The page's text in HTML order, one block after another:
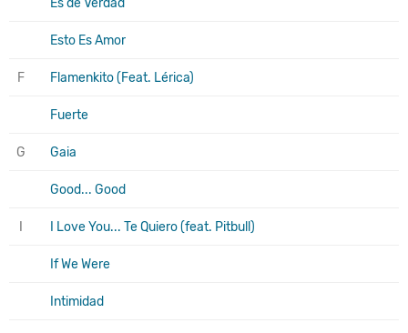
Esto Es Amor
F Flamenkito (Feat. Lérica)
Fuerte
G Gaia
Good... Good
I Love You... Te Quiero (feat. Pitbull)
If We Were
Intimidad